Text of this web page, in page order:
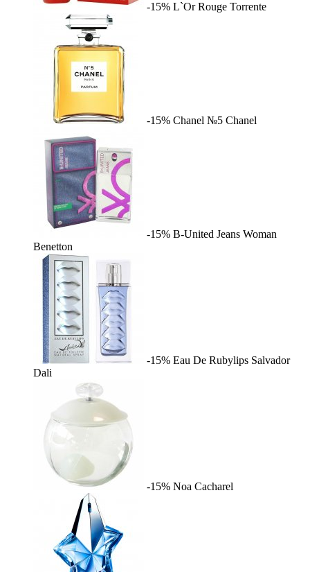
-15% L`Or Rouge Torrente
-15% Chanel №5 Chanel
-15% B-United Jeans Woman
Benetton
-15% Eau De Rubylips Salvador
Dali
-15% Noa Cacharel